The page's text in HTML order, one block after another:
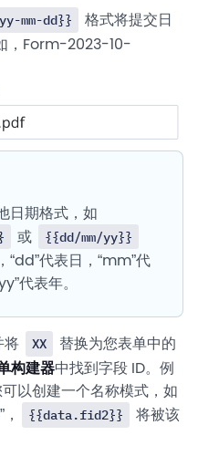
mm-dd}}
格式将提交日
，Form-2023-10-
日期格式，如
或 {{dd/mm/yy}}
“dd”代表日，“mm”代
代表年。
将 XX
替换为您表单中的
构建器中找到字段 ID。例
以创建一个名称模式，如
{{data.fid2}}
将被该